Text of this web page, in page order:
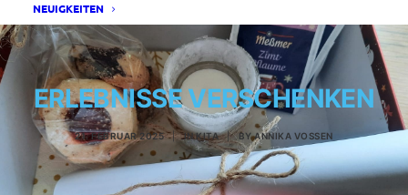
NEUIGKEITEN
ERLEBNISSE VERSCHENKEN
21. FEBRUAR 2025 | INKITA | BYANNIKA VOSSEN